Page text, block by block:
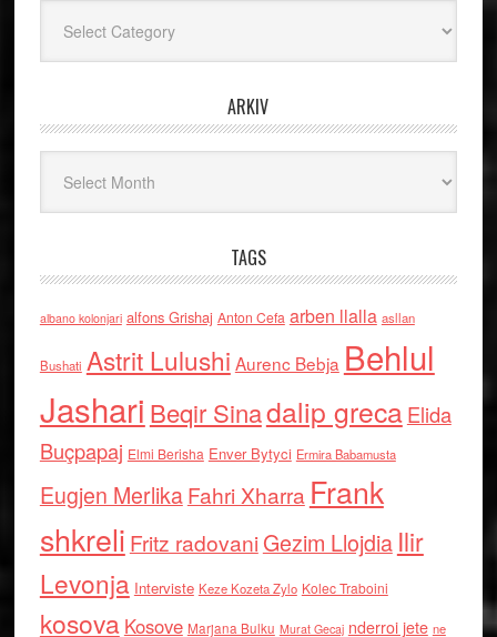
ARKIV
TAGS
albano kolonjari alfons Grishaj Anton Cefa arben llalla asllan
Bushati Astrit Lulushi Aurenc Bebja Behlul
Jashari Beqir Sinadalip grecaElida
Buçpapaj Elmi Berisha Enver Bytyci Ermira Babamusta
Eugjen MerlikaFahri Xharra Frank
shkreli Fritz radovaniGezim Llojdia Ilir
Levonja Interviste Keze Kozeta Zylo Kolec Traboini
kosova Kosove Marjana Bulku Murat Gecaj nderroi jete ne